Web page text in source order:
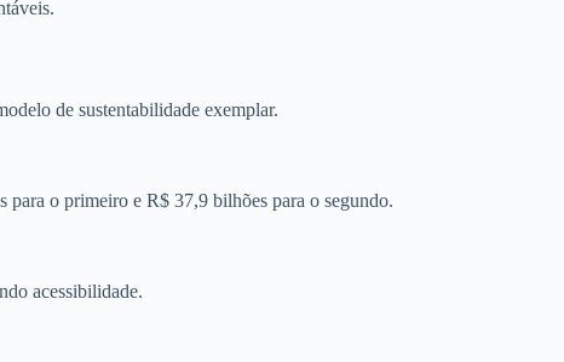
de sustentabilidade exemplar.
o primeiro e R$ 37,9 bilhões para o segundo.
acessibilidade.